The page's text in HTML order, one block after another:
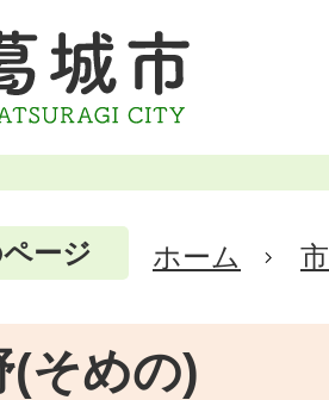
ージ ホーム
(そめの)